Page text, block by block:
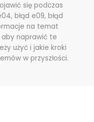
się podczas
błąd e09, błąd
na temat
aby naprawić te
użyć i jakie kroki
w przyszłości.